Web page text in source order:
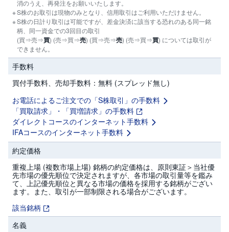
店
頭
C
F
D
S
セ
ュ
リ
テ
ィ
・
ト
ー
ク
ン
)
S
BI
ッ
プ
消のうえ、再発注をお願いいたします。
S株のお取引は現物のみとなり、信用取引はご利用いただけません。
S株の日計り取引は可能ですが、差金決済に該当する恐れのある同一銘
柄、同一資金での3回目の取引
(買⇒売⇒買) (売⇒買⇒売) (買⇒売⇒売) (売⇒買⇒買) については取引が
できません。
手数料
買付手数料、売却手数料：無料 (スプレッド無し)
お電話によるご注文での「S株取引」の手数料
「買取請求」・「買増請求」の手数料
ダイレクトコースのインターネット手数料
IFAコースのインターネット手数料
約定価格
重複上場 (複数市場上場) 銘柄の約定価格は、原則東証＞当社優
先市場の優先順位で決定されますが、各市場の取引量等を鑑み
て、上記優先順位と異なる市場の価格を採用する銘柄がござい
ます。また、取引が一部制限される場合がございます。
該当銘柄
名義